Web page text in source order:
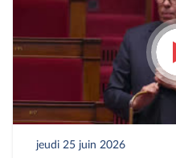
jeudi 25 juin 2026